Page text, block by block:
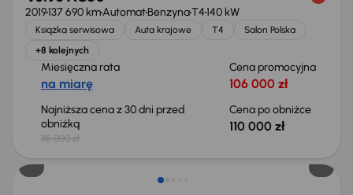
2019137 690 kmAutomatBenzynaT4140 kW
Książka serwisowa Auta krajowe T4
Salon Polska
+8 kolejnych
Miesięczna rata
na miarę
Cena promocyjna
106 000 zł
Najniższa cena z 30 dni przed
obniżką
115 000 zł
Cena po obniżce
110 000 zł